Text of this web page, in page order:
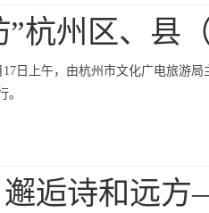
”杭州区、县
日上午，由杭州市文化广电旅游
。
邂逅诗和远